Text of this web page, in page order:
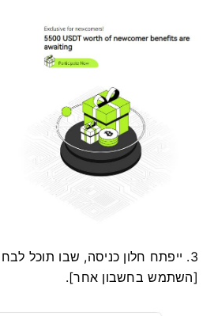
3. ייפתח חלון כניסה, שבו תוכל
[השתמש בחשבון אחר].